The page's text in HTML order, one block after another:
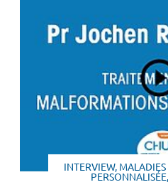
INTERVIEW,